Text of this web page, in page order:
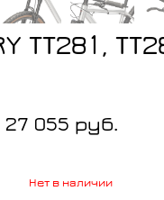
TT281,
27 055 руб.
Нет в наличии